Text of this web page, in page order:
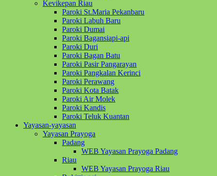
Kevikepan Riau
Paroki St.Maria Pekanbaru
Paroki Labuh Baru
Paroki Dumai
Paroki Bagansiapi-api
Paroki Duri
Paroki Bagan Batu
Paroki Pasir Pangarayan
Paroki Pangkalan Kerinci
Paroki Perawang
Paroki Kota Batak
Paroki Air Molek
Paroki Kandis
Paroki Teluk Kuantan
Yayasan-yayasan
Yayasan Prayoga
Padang
WEB Yayasan Prayoga Padang
Riau
WEB Yayasan Prayoga Riau